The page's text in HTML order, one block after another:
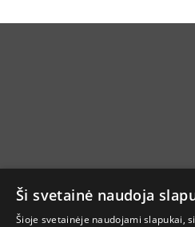
Ši svetainė naudoja
Šioje svetainėje naudojami slapukai,